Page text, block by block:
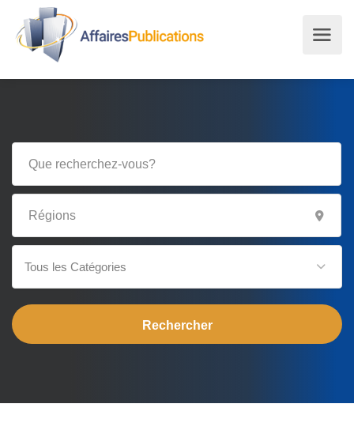
Tous les Catégories